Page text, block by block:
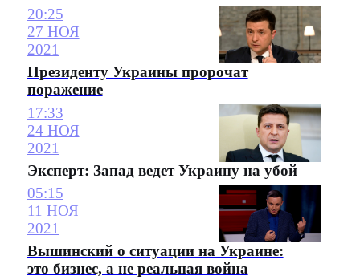
20:25
27 НОЯ
2021
Президенту Украины пророчат
поражение
17:33
24 НОЯ
2021
Эксперт: Запад ведет Украину на убой
05:15
11 НОЯ
2021
Вышинский о ситуации на Украине:
это бизнес, а не реальная война